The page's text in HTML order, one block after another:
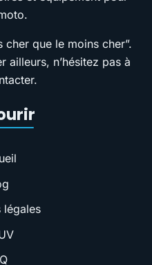
cher que le moins cher”.
ailleurs, n’hésitez pas à
légales